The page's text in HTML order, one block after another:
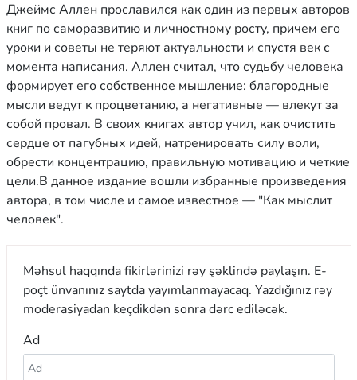
Джеймс Аллен прославился как один из первых авторов
книг по саморазвитию и личностному росту, причем его
уроки и советы не теряют актуальности и спустя век с
момента написания. Аллен считал, что судьбу человека
формирует его собственное мышление: благородные
мысли ведут к процветанию, а негативные — влекут за
собой провал. В своих книгах автор учил, как очистить
сердце от пагубных идей, натренировать силу воли,
обрести концентрацию, правильную мотивацию и четкие
цели.В данное издание вошли избранные произведения
автора, в том числе и самое известное — "Как мыслит
человек".
Məhsul haqqında fikirlərinizi rəy şəklində paylaşın. E-
poçt ünvanınız saytda yayımlanmayacaq. Yazdığınız rəy
moderasiyadan keçdikdən sonra dərc ediləcək.
Ad